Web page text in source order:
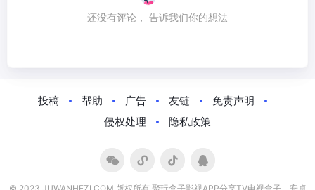
还没有评论， 告诉我们你的想法
投稿 帮助 广告 友链
免责声明
侵权处理
隐私政策